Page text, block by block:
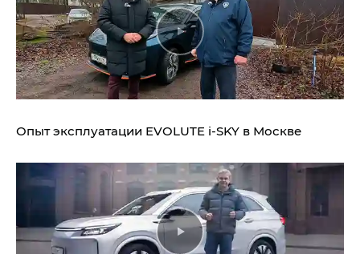
Опыт эксплуатации EVOLUTE i‑SKY в Москве